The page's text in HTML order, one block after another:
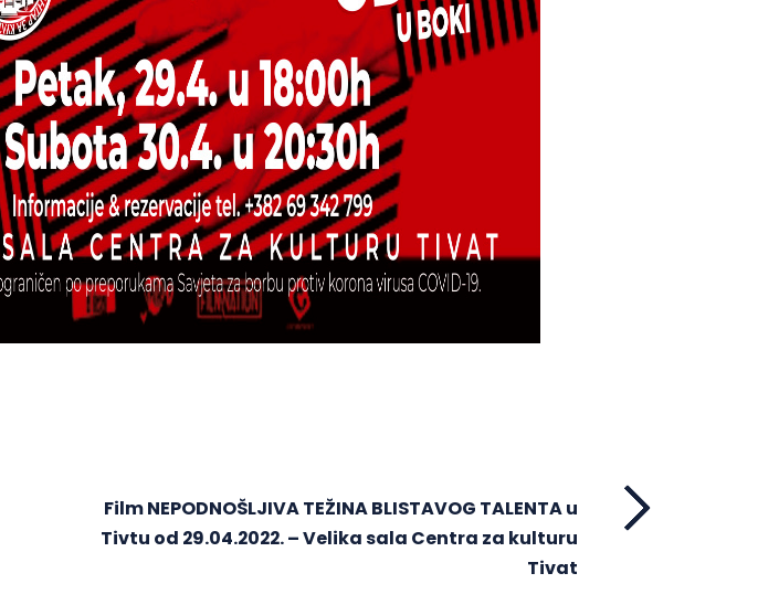
Film NEPODNOŠLJIVA TEŽINA BLISTAVOG TALENTA u
Tivtu od 29.04.2022. – Velika sala Centra za kulturu
Tivat